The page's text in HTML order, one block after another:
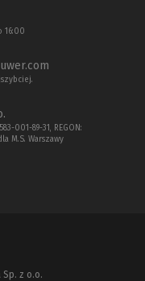
16:00
001-89-31, REGON:
M.S. Warszawy
Sp. z o.o.